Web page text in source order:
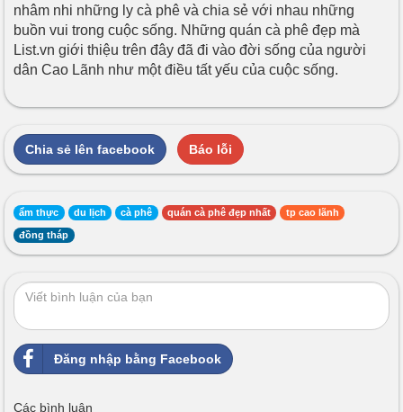
nhâm nhi những ly cà phê và chia sẻ với nhau những
buồn vui trong cuộc sống. Những quán cà phê đẹp mà
List.vn giới thiệu trên đây đã đi vào đời sống của người
dân Cao Lãnh như một điều tất yếu của cuộc sống.
Chia sẻ lên facebook Báo lỗi
ẩm thực du lịch cà phê quán cà phê đẹp nhất tp cao lãnh
đồng tháp
Đăng nhập bằng Facebook
Các bình luận